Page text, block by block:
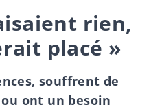
rien,
placé »
souffrent de
ont un besoin